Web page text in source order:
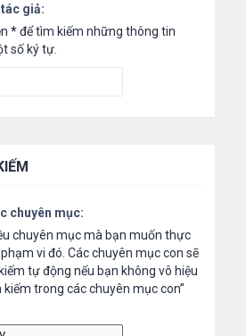
giả:
*để tìm kiếm những thông tin
số ký tự.
chuyên mục:
chuyên mục mà bạn muốn thực
vi đó. Các chuyên mục con sẽ
tự động nếu bạn không vô hiệu
trong các chuyên mục con”